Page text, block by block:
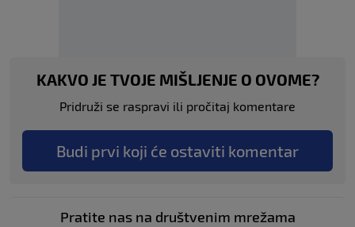
KAKVO JE TVOJE MIŠLJENJE O OVOME?
Pridruži se raspravi ili pročitaj komentare
Budi prvi koji će ostaviti komentar
Pratite nas na društvenim mrežama